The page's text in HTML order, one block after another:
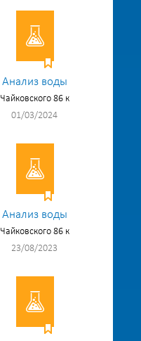
Анализ воды
Чайковского 86 к
01/03/2024
Анализ воды
Чайковского 86 к
23/08/2023